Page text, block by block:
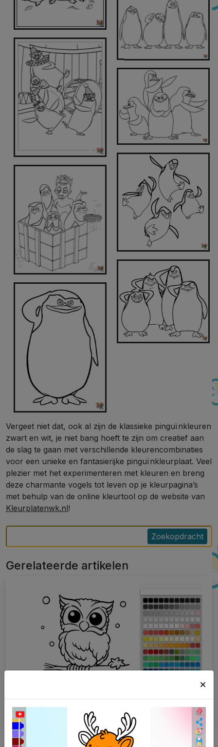
Vergeet niet dat, ook al zijn de klassieke pinguïnkleuren
zwart en wit, je niet bang hoeft te zijn om creatief aan
de slag te gaan met verschillende kleurencombinaties
voor een unieke en fantasierijke pinguïnkleurplaat. Veel
plezier met het experimenteren met kleuren en breng
deze charmante vogels tot leven op je kleurpagina’s
met behulp van de online kleurtool op de website van
Kleurplatenwk.nl!
Zoekopdracht
Gerelateerde artikelen
Uil kleurplaten